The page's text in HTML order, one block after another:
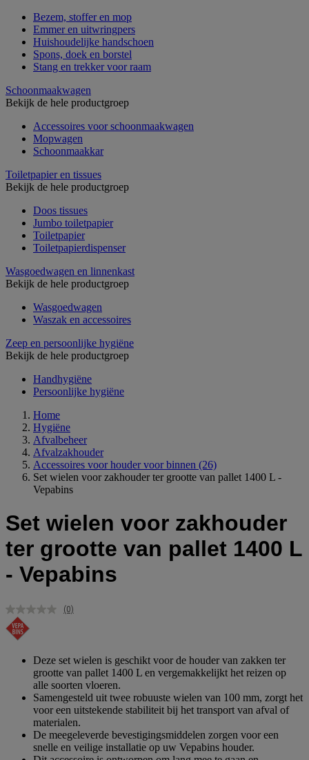
Bezem, stoffer en mop
Emmer en uitwringpers
Huishoudelijke handschoen
Spons, doek en borstel
Stang en trekker voor raam
Schoonmaakwagen
Bekijk de hele productgroep
Accessoires voor schoonmaakwagen
Mopwagen
Schoonmaakkar
Toiletpapier en tissues
Bekijk de hele productgroep
Doos tissues
Jumbo toiletpapier
Toiletpapier
Toiletpapierdispenser
Wasgoedwagen en linnenkast
Bekijk de hele productgroep
Wasgoedwagen
Waszak en accessoires
Zeep en persoonlijke hygiëne
Bekijk de hele productgroep
Handhygiëne
Persoonlijke hygiëne
Home
Hygiëne
Afvalbeheer
Afvalzakhouder
Accessoires voor houder voor binnen (26)
Set wielen voor zakhouder ter grootte van pallet 1400 L -
Vepabins
Set wielen voor zakhouder
ter grootte van pallet 1400 L
- Vepabins
Geen
(0)
Deze set wielen is geschikt voor de houder van zakken ter
grootte van pallet 1400 L en vergemakkelijkt het reizen op
alle soorten vloeren.
Samengesteld uit twee robuuste wielen van 100 mm, zorgt het
voor een uitstekende stabiliteit bij het transport van afval of
materialen.
De meegeleverde bevestigingsmiddelen zorgen voor een
snelle en veilige installatie op uw Vepabins houder.